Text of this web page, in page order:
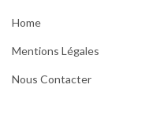
Home
Mentions Légales
Nous Contacter